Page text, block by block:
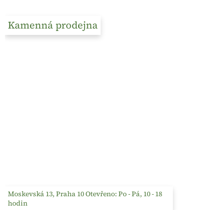
Kamenná prodejna
Moskevská 13, Praha 10 Otevřeno: Po - Pá, 10 - 18
hodin